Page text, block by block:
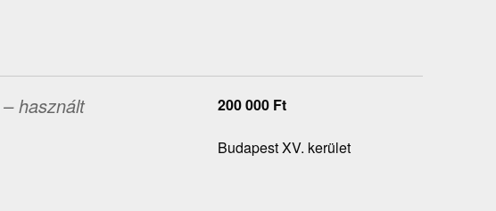
– használt 200 000 Ft
Budapest XV. kerület